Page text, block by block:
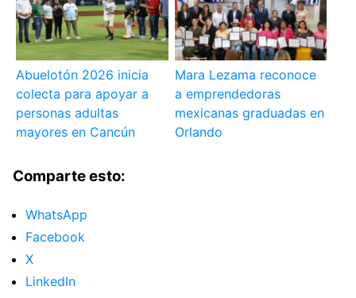
Abuelotón 2026 inicia
colecta para apoyar a
personas adultas
mayores en Cancún
Mara Lezama reconoce
a emprendedoras
mexicanas graduadas en
Orlando
Comparte esto:
WhatsApp
Facebook
X
LinkedIn